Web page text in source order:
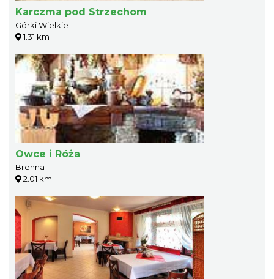
Karczma pod Strzechom
Górki Wielkie
1.31 km
Owce i Róża
Brenna
2.01 km